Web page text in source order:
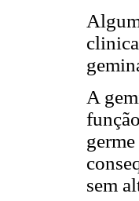
A
sem